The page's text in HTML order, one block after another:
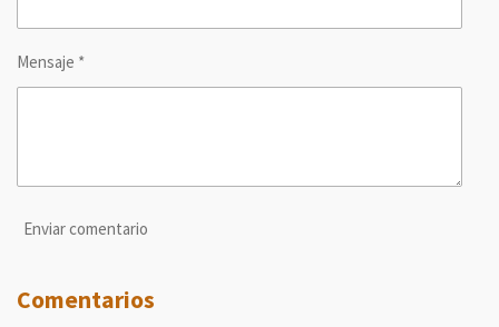
Mensaje *
Enviar comentario
Comentarios